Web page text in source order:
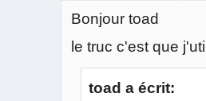
Bonjour toad
le truc c'est que
toad a écrit: